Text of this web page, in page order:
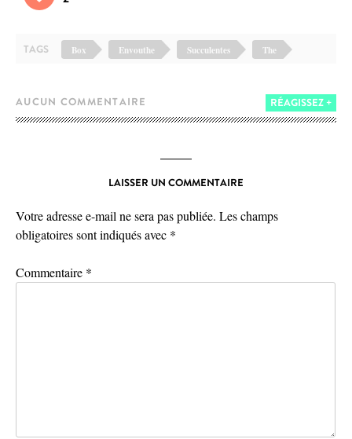
TAGS Box Envouthe Succulentes The
AUCUN COMMENTAIRE RÉAGISSEZ +
LAISSER UN COMMENTAIRE
Votre adresse e-mail ne sera pas publiée. Les champs
obligatoires sont indiqués avec *
Commentaire *